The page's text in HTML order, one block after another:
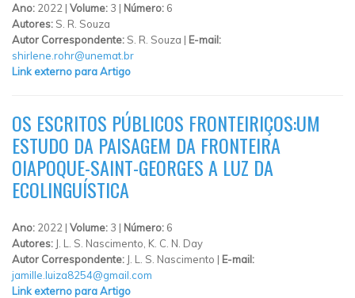
Ano: 2022 | Volume: 3 | Número: 6
Autores: S. R. Souza
Autor Correspondente: S. R. Souza | E-mail:
shirlene.rohr@unemat.br
Link externo para Artigo
OS ESCRITOS PÚBLICOS FRONTEIRIÇOS:UM
ESTUDO DA PAISAGEM DA FRONTEIRA
OIAPOQUE-SAINT-GEORGES A LUZ DA
ECOLINGUÍSTICA
Ano: 2022 | Volume: 3 | Número: 6
Autores: J. L. S. Nascimento, K. C. N. Day
Autor Correspondente: J. L. S. Nascimento | E-mail:
jamille.luiza8254@gmail.com
Link externo para Artigo